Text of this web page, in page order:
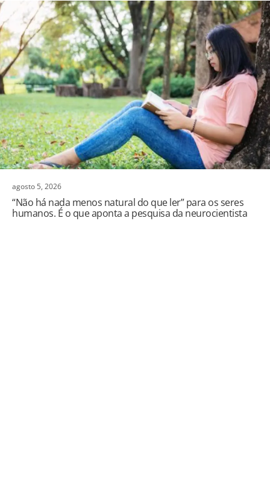
agosto 5, 2026
“Não há nada menos natural do que ler” para os seres
humanos. É o que aponta a pesquisa da neurocientista